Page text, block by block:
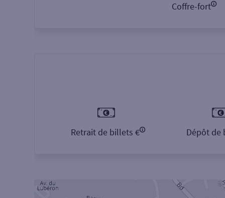
Coffre-fort
Retrait de billets € Dépôt de